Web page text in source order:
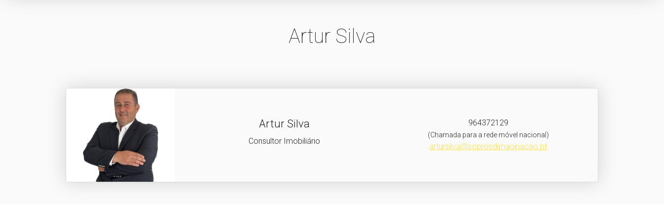
Artur Silva
Artur Silva
Consultor Imobiliário
964372129
(Chamada para a rede móvel nacional)
artursilva@soprosdimaginacao.pt